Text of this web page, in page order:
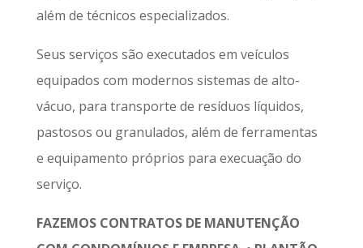
além de técnicos especializados.
Seus serviços são executados em veículos
equipados com modernos sistemas de alto-
vácuo, para transporte de resíduos líquidos,
pastosos ou granulados, além de ferramentas
e equipamento próprios para execuação do
serviço.
FAZEMOS CONTRATOS DE MANUTENÇÃO